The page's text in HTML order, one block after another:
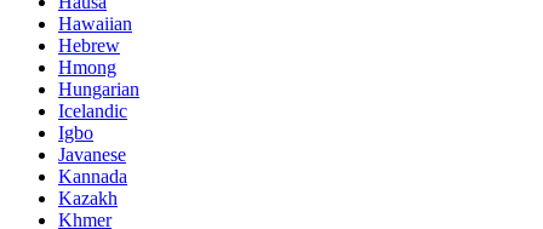
Hawaiian
Hebrew
Hmong
Hungarian
Icelandic
Igbo
Javanese
Kannada
Kazakh
Khmer